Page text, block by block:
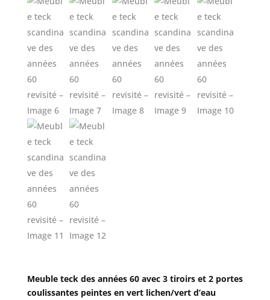
Meuble teck des années 60 avec 3 tiroirs et 2 portes
coulissantes peintes en vert lichen/vert d’eau